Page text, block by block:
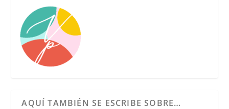
AQUÍ TAMBIÉN SE ESCRIBE SOBRE…